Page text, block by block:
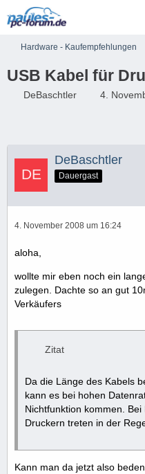
Hardware - Kaufempfehlungen
USB Kabel für
DeBaschtler 4.
DeBaschtler
Dauergast
4. November 2008 um 16:24
aloha,
wollte mir eben noch ein
zulegen. Dachte so an gut
Verkäufers
Zitat
Da die Länge des Kabels
kann es bei hohen
Nichtfunktion kommen.
Druckern treten in der
Kann man da jetzt also